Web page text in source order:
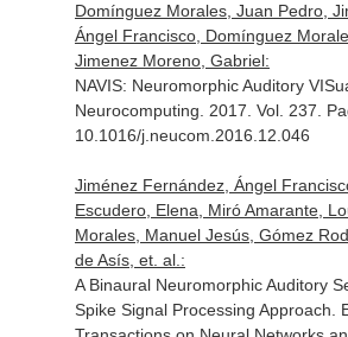
Domínguez Morales, Juan Pedro,
Ángel Francisco, Domínguez
Jimenez Moreno, Gabriel:
NAVIS: Neuromorphic Auditory
Neurocomputing . 2017. Vol. 237.
10.1016/j.neucom.2016.12.046
Jiménez Fernández, Ángel
Escudero, Elena, Miró Amarante,
Morales, Manuel Jesús, Gómez
de Asís, et. al.:
A Binaural Neuromorphic Auditory
Spike Signal Processing Approach.